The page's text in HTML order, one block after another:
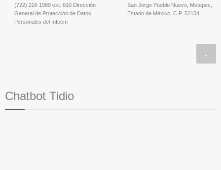
(722) 226 1980 ext. 610 Dirección
General de Protección de Datos
Personales del Infoem
San Jorge Pueblo Nuevo, Metepec,
Estado de México, C.P. 52154.
Chatbot Tidio